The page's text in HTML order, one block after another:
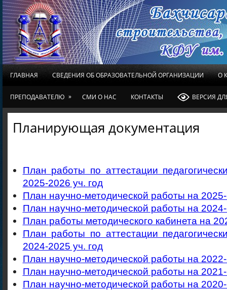
ГЛАВНАЯ СВЕДЕНИЯ ОБ ОБРАЗОВАТЕЛЬНОЙ ОРГАНИЗАЦИИ О
ПРЕПОДАВАТЕЛЮ » СМИ О НАС КОНТАКТЫ ВЕРСИЯ
Планирующая документация
План работы по аттестации
2025-2026 уч. год
План научно-методической работы на
План научно-методической работы на
План работы методического кабинета на
План работы по аттестации
2024-2025 уч. год
План научно-методической работы на
План научно-методической работы на
План научно-методической работы на